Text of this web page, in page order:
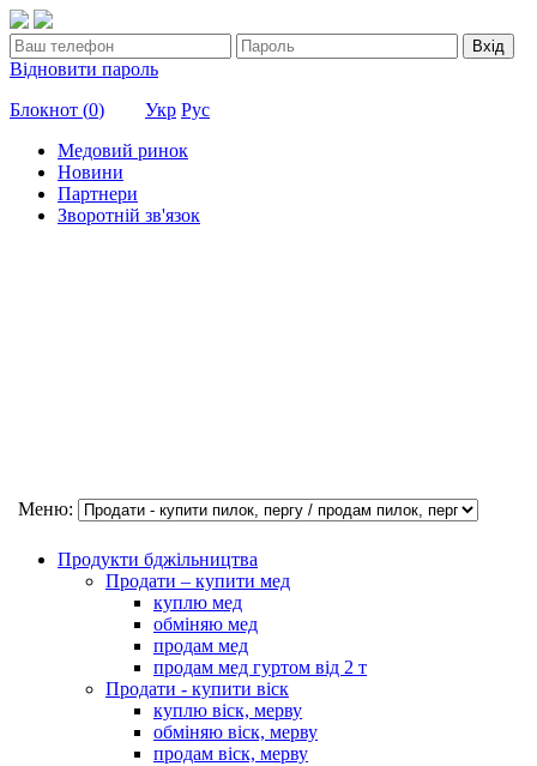
Вхід
Відновити пароль
Блокнот (0) Укр Рус
Медовий ринок
Новини
Партнери
Зворотній зв'язок
Меню:
Продукти бджільництва
Продати – купити мед
куплю мед
обміняю мед
продам мед
продам мед гуртом від 2 т
Продати - купити віск
куплю віск, мерву
обміняю віск, мерву
продам віск, мерву